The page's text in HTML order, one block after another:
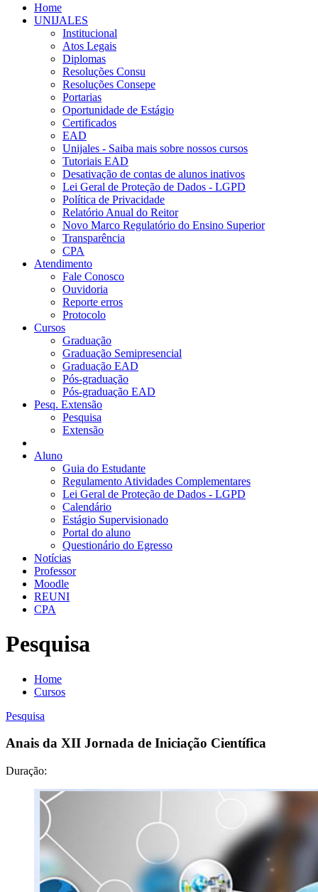
Home
UNIJALES
Institucional
Atos Legais
Diplomas
Resoluções Consu
Resoluções Consepe
Portarias
Oportunidade de Estágio
Certificados
EAD
Unijales - Saiba mais sobre nossos cursos
Tutoriais EAD
Desativação de contas de alunos inativos
Lei Geral de Proteção de Dados - LGPD
Política de Privacidade
Relatório Anual do Reitor
Novo Marco Regulatório do Ensino Superior
Transparência
CPA
Atendimento
Fale Conosco
Ouvidoria
Reporte erros
Protocolo
Cursos
Graduação
Graduação Semipresencial
Graduação EAD
Pós-graduação
Pós-graduação EAD
Pesq. Extensão
Pesquisa
Extensão
Aluno
Guia do Estudante
Regulamento Atividades Complementares
Lei Geral de Proteção de Dados - LGPD
Calendário
Estágio Supervisionado
Portal do aluno
Questionário do Egresso
Notícias
Professor
Moodle
REUNI
CPA
Pesquisa
Home
Cursos
Pesquisa
Anais da XII Jornada de Iniciação Científica
Duração: